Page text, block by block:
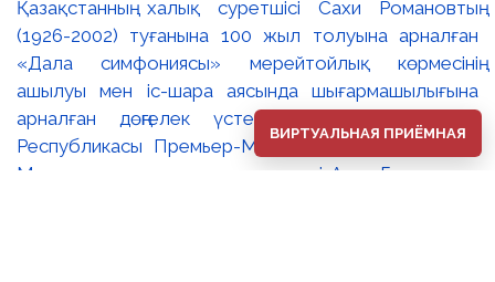
Қазақстанның халық суретшісі Сахи Романовтың
(1926-2002) туғанына 100 жыл толуына арналған
«Дала симфониясы» мерейтойлық көрмесінің
ашылуы мен іс-шара аясында шығармашылығына
арналған дөңгелек үстел өтті. 🔹Қазақстан
Республикасы Премьер-Министрінің орынбасары –
Мәдениет және ақпарат министрі Аида Ғалымқызы
ВИРТУАЛЬНАЯ ПРИЁМНАЯ